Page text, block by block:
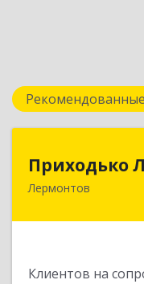
Приходько
Лермонтов
Клиентов на
357341,